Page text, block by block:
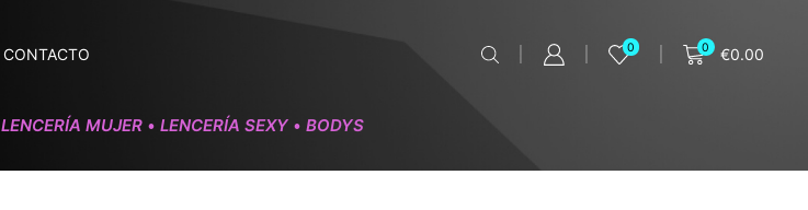
CONTACTO 0 0 €0.00
LENCERÍA MUJER • LENCERÍA SEXY • BODYS